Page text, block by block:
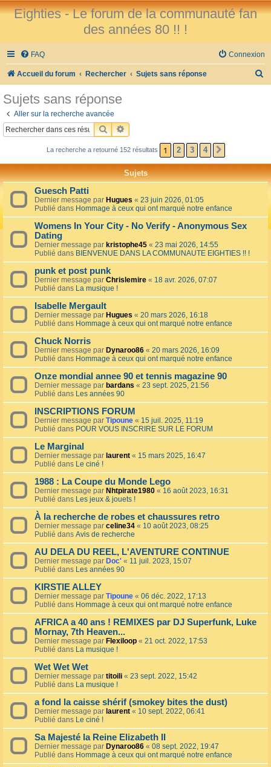
Eighties - Le forum de la communauté fan
des années 80 !! !
FAQ Connexion
Accueil du forum Rechercher Sujets sans réponse
h
r
Sujets sans réponse
Aller sur la recherche avancée
RECHERCHER
RECHERCHE AVANCÉE
La recherche a retourné 152 résultats 1 2 3 4
Sujets
Guesch Patti
Dernier message par Hugues « 23 juin 2026, 01:05
Publié dans Hommage à ceux qui ont marqué notre enfance
Womens In Your City - No Verify - Anonymous Sex
Dating
Dernier message par kristophe45 « 23 mai 2026, 14:55
Publié dans BIENVENUE DANS LA COMMUNAUTE EIGHTIES !! !
punk et post punk
Dernier message par Chrislemire « 18 avr. 2026, 07:07
Publié dans La musique !
Isabelle Mergault
Dernier message par Hugues « 20 mars 2026, 16:18
Publié dans Hommage à ceux qui ont marqué notre enfance
Chuck Norris
Dernier message par Dynaroo86 « 20 mars 2026, 16:09
Publié dans Hommage à ceux qui ont marqué notre enfance
Onze mondial annee 90 et tennis magazine 90
Dernier message par bardans « 23 sept. 2025, 21:56
Publié dans Les années 90
INSCRIPTIONS FORUM
Dernier message par Tipoune « 15 juil. 2025, 11:19
Publié dans POUR VOUS INSCRIRE SUR LE FORUM
Le Marginal
Dernier message par laurent « 15 mars 2025, 16:47
Publié dans Le ciné !
1988 : La Coupe du Monde Lego
Dernier message par Nhtpirate1980 « 16 août 2023, 16:31
Publié dans Les jeux & jouets !
À la recherche de robes et chaussures retro
Dernier message par celine34 « 10 août 2023, 08:25
Publié dans Avis de recherche
AU DELA DU REEL, L'AVENTURE CONTINUE
Dernier message par Doc' « 11 juil. 2023, 15:07
Publié dans Les années 90
KIRSTIE ALLEY
Dernier message par Tipoune « 06 déc. 2022, 17:13
Publié dans Hommage à ceux qui ont marqué notre enfance
AFRICA a 40 ans ! REMIXES par DJ Superfunk, Luke
Mornay, 7th Heaven...
Dernier message par Flexiloop « 21 oct. 2022, 17:53
Publié dans La musique !
Wet Wet Wet
Dernier message par titoili « 23 sept. 2022, 15:42
Publié dans La musique !
a fond la caisse shérif (smokey bites the dust)
Dernier message par laurent « 10 sept. 2022, 06:41
Publié dans Le ciné !
Sa Majesté la Reine Elizabeth II
Dernier message par Dynaroo86 « 08 sept. 2022, 19:47
Publié dans Hommage à ceux qui ont marqué notre enfance